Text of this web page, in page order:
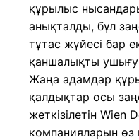
құрылыс
анықталды, бұл
тұтас жүйесі бар
қаншалықты
Жаңа адамдар
қалдықтар осы
жеткізілетін
компанияларын өз